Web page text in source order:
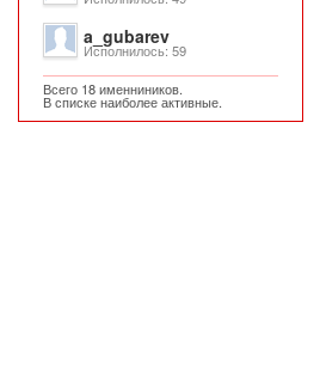
a_gubarev
Исполнилось: 59
Всего 18 именниников.
В списке наиболее активные.